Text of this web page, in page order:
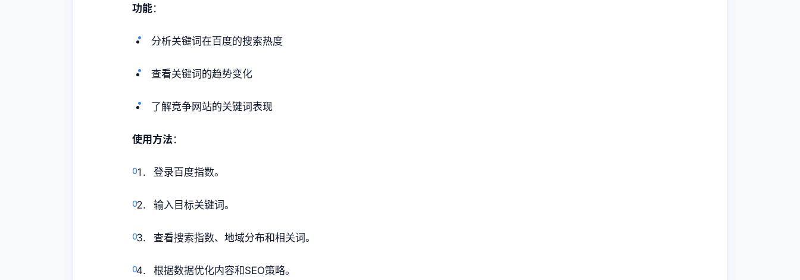
功能：
分析关键词在百度的搜索热度
查看关键词的趋势变化
了解竞争网站的关键词表现
使用方法 ：
登录百度指数。
输入目标关键词。
查看搜索指数、地域分布和相关词。
根据数据优化内容和SEO策略。